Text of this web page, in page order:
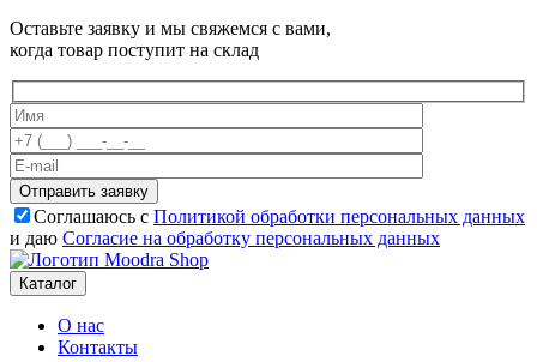
Оставьте заявку и мы свяжемся с вами,
когда товар поступит на склад
Отправить заявку
Соглашаюсь с Политикой обработки персональных данных
и даю Согласие на обработку персональных данных
Каталог
О нас
Контакты